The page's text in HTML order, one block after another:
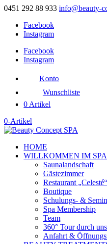
0451 292 88 933 info@beauty-
Facebook
Instagram
Facebook
Instagram
Konto
Wunschliste
0 Artikel
0-Artikel
HOME
WILLKOMMEN IM SPA
Saunalandschaft
Gästezimmer
Restaurant
Boutique
Schulungs- &
Spa Membership
Team
360° Tour durch
Anfahrt &